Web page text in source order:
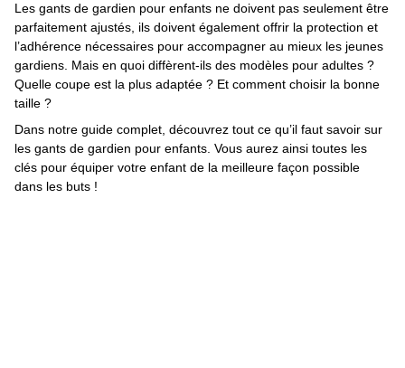
Les gants de gardien pour enfants ne doivent pas seulement être
parfaitement ajustés, ils doivent également offrir la protection et
l’adhérence nécessaires pour accompagner au mieux les jeunes
gardiens. Mais en quoi diffèrent-ils des modèles pour adultes ?
Quelle coupe est la plus adaptée ? Et comment choisir la bonne
taille ?
Dans notre guide complet, découvrez tout ce qu’il faut savoir sur
les gants de gardien pour enfants. Vous aurez ainsi toutes les
clés pour équiper votre enfant de la meilleure façon possible
dans les buts !